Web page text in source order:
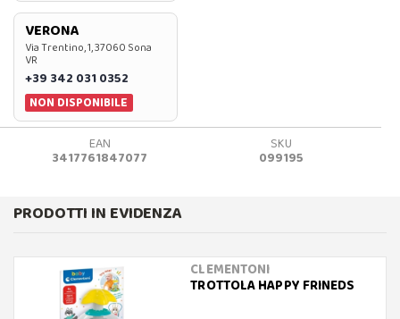
VERONA
Via Trentino, 1, 37060 Sona
VR
+39 342 031 0352
NON DISPONIBILE
EAN
3417761847077
SKU
099195
PRODOTTI IN EVIDENZA
CLEMENTONI
TROTTOLA HAPPY FRINEDS